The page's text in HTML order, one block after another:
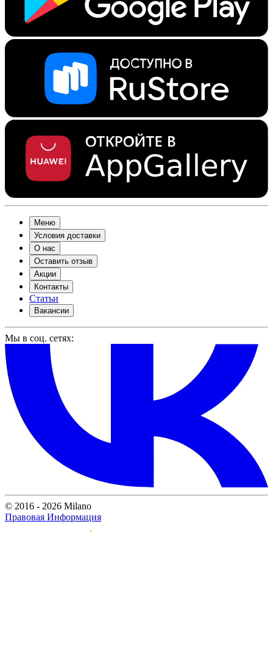
Меню
Условия доставки
О нас
Оставить отзыв
Акции
Контакты
Статьи
Вакансии
Мы в соц. сетях:
© 2016 - 2026 Milano
Правовая Информация